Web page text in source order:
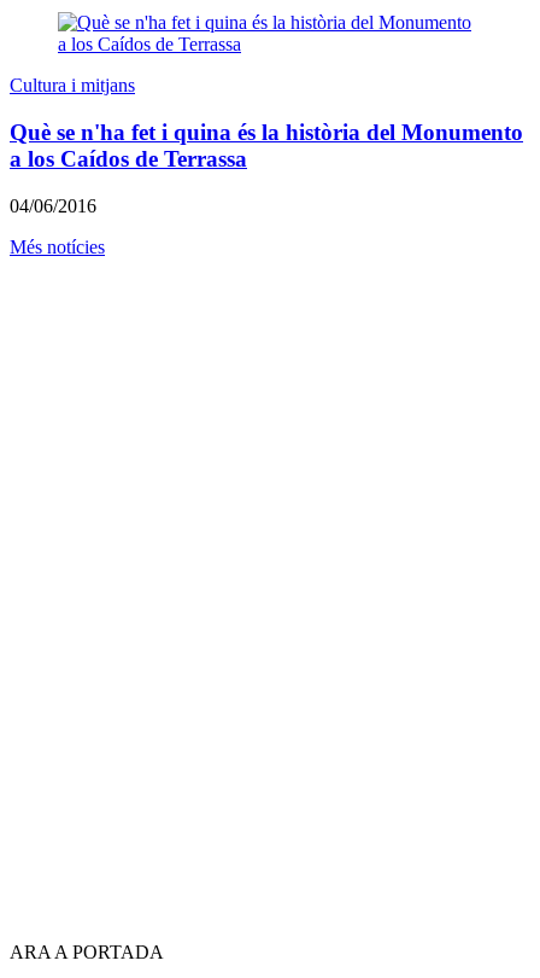
Cultura i mitjans
Què se n'ha fet i quina és la història del Monumento
a los Caídos de Terrassa
04/06/2016
Més notícies
ARA A PORTADA